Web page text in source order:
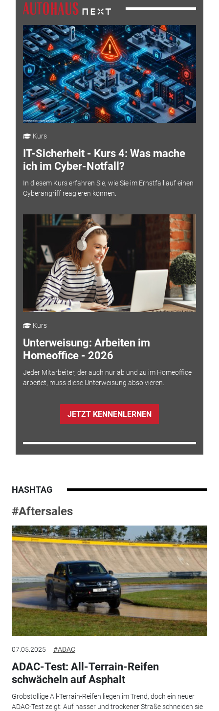
Kurs
IT-Sicherheit - Kurs 4: Was mache
ich im Cyber-Notfall?
In diesem Kurs erfahren Sie, wie Sie im Ernstfall auf einen
Cyberangriff reagieren können.
Kurs
Unterweisung: Arbeiten im
Homeoffice - 2026
Jeder Mitarbeiter, der auch nur ab und zu im Homeoffice
arbeitet, muss diese Unterweisung absolvieren.
JETZT KENNENLERNEN
HASHTAG
#Aftersales
07.05.2025 #ADAC
ADAC-Test: All-Terrain-Reifen
schwächeln auf Asphalt
Grobstollige All-Terrain-Reifen liegen im Trend, doch ein neuer
ADAC-Test zeigt: Auf nasser und trockener Straße schneiden sie